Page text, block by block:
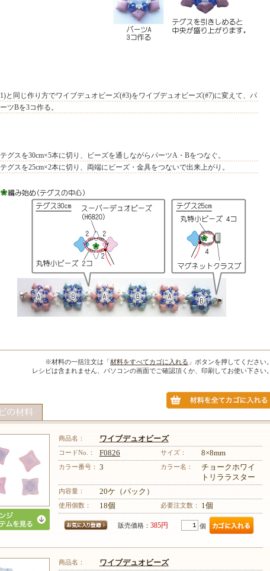
1)と同じ作り方でワイブデュオビーズ(#3)をワイブデュオビーズ(#7)に変えて、パ
ーツBを3コ作る。
テグスを30cm×5本に切り、ビーズを通しながらパーツA・Bをつなぐ。
テグスを25cm×2本に切り、両端にビーズ・金具をつないで出来上がり。
※材料の一括注文は「 材料をすべてカゴに入れる 」ボタンを押してください。
レシピは含まれません、パソコンの画面でご確認頂くか、印刷してお使い下さい。
商品名： ワイブデュオビーズ
コードNo.： F0826 サイズ： 8×8mm
カラー番号： 3 カラー名：
チョークホワイ
トリララスター
内容量： 20ケ（パック）
使用個数： 18個 必要注文数： 1個
販売価格： 385円 個
商品名： ワイブデュオビーズ